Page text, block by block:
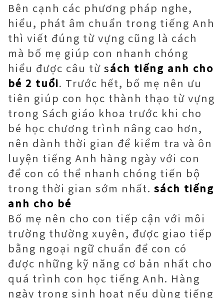
Bên cạnh các phương pháp nghe,
hiểu, phát âm chuẩn trong tiếng Anh
thì viết đúng từ vựng cũng là cách
mà bố mẹ giúp con nhanh chóng
hiểu được câu từ sách tiếng anh cho
bé 2 tuổi. Trước hết, bố mẹ nên ưu
tiên giúp con học thành thạo từ vựng
trong Sách giáo khoa trước khi cho
bé học chương trình nâng cao hơn,
nên dành thời gian để kiểm tra và ôn
luyện tiếng Anh hàng ngày với con
để con có thể nhanh chóng tiến bộ
trong thời gian sớm nhất. sách tiếng
anh cho bé
Bố mẹ nên cho con tiếp cận với môi
trường thường xuyên, được giao tiếp
bằng ngoại ngữ chuẩn để con có
được những kỹ năng cơ bản nhất cho
quá trình con học tiếng Anh. Hàng
ngày trong sinh hoạt nếu dùng tiếng